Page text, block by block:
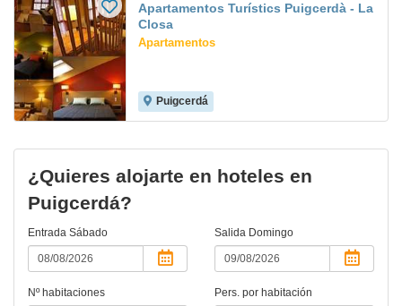
Apartamentos Turístics Puigcerdà - La
Closa
Apartamentos
Puigcerdá
¿Quieres alojarte en hoteles en
Puigcerdá?
Entrada Sábado Salida Domingo
Nº habitaciones Pers. por habitación